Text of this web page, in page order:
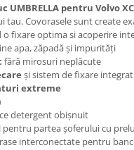
UMBRELLA pentru Volvo
tau. Covorasele sunt create
fixare optima si acoperire
apa, zăpadă și impurități
fără mirosuri neplăcute
și sistem de fixare integrat
extreme
detergent obișnuit
pentru partea șoferului cu
interconectate pentru